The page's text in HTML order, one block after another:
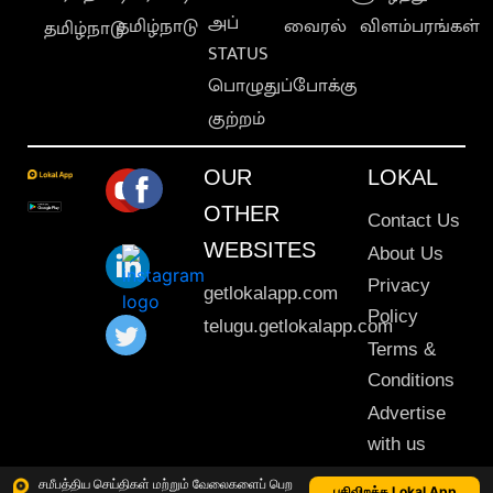
சமீபத்திய செய்திகள் மற்றும் வேலைகளைப் பெற
தமிழ்நாடுதமிழ்நாடு அப்
STATUS
பொழுதுப்போக்கு
குற்றம்
வைரல் விளம்பரங்கள்
OUR
OTHER
WEBSITES
getlokalapp.com
telugu.getlokalapp.com
LOKAL
Contact Us
About Us
Privacy
Policy
Terms &
Conditions
Advertise
with us
Sitemap